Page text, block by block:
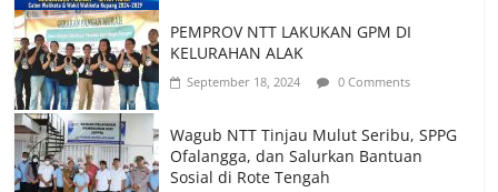
PEMPROV NTT LAKUKAN GPM DI
KELURAHAN ALAK
September 18, 2024 0 Comments
Wagub NTT Tinjau Mulut Seribu, SPPG
Ofalangga, dan Salurkan Bantuan
Sosial di Rote Tengah